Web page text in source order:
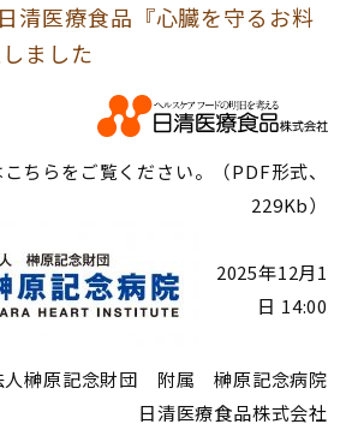
清医療食品『心臓を守るお料
ました
ちらをご覧ください。（PDF形式、
229Kb）
2025年12月1
日 14:00
人榊原記念財団 附属 榊原記念病院
日清医療食品株式会社